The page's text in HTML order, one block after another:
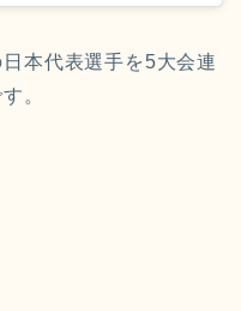
本代表選手を5大会連
。